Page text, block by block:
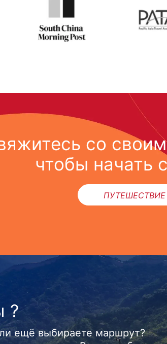
со
чтобы начать
?
ещё выбираете маршрут?